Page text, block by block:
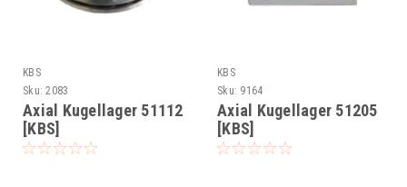
KBS
Sku: 2083
Axial Kugellager 51112
[KBS]
KBS
Sku: 9164
Axial Kugellager 51205
[KBS]